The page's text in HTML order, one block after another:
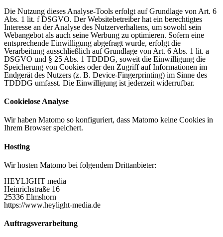
Die Nutzung dieses Analyse-Tools erfolgt auf Grundlage von Art. 6
Abs. 1 lit. f DSGVO. Der Websitebetreiber hat ein berechtigtes
Interesse an der Analyse des Nutzerverhaltens, um sowohl sein
Webangebot als auch seine Werbung zu optimieren. Sofern eine
entsprechende Einwilligung abgefragt wurde, erfolgt die
Verarbeitung ausschließlich auf Grundlage von Art. 6 Abs. 1 lit. a
DSGVO und § 25 Abs. 1 TDDDG, soweit die Einwilligung die
Speicherung von Cookies oder den Zugriff auf Informationen im
Endgerät des Nutzers (z. B. Device-Fingerprinting) im Sinne des
TDDDG umfasst. Die Einwilligung ist jederzeit widerrufbar.
Cookielose Analyse
Wir haben Matomo so konfiguriert, dass Matomo keine Cookies in
Ihrem Browser speichert.
Hosting
Wir hosten Matomo bei folgendem Drittanbieter:
HEYLIGHT media
Heinrichstraße 16
25336 Elmshorn
https://www.heylight-media.de
Auftragsverarbeitung